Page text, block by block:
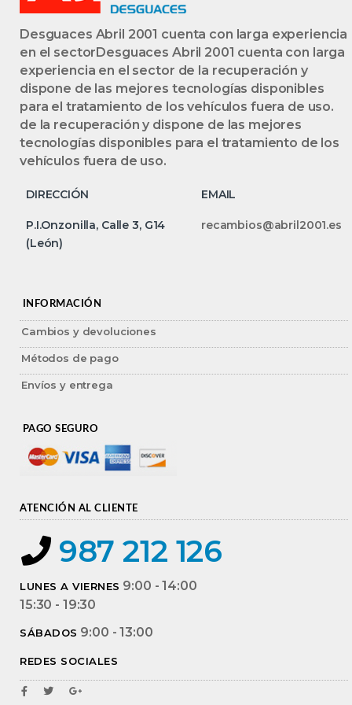
Desguaces Abril 2001 cuenta con larga experiencia
en el sectorDesguaces Abril 2001 cuenta con larga
experiencia en el sector de la recuperación y
dispone de las mejores tecnologías disponibles
para el tratamiento de los vehículos fuera de uso.
de la recuperación y dispone de las mejores
tecnologías disponibles para el tratamiento de los
vehículos fuera de uso.
DIRECCIÓN EMAIL
P.I.Onzonilla, Calle 3, G14
(León)
recambios@abril2001.es
INFORMACIÓN
Cambios y devoluciones
Métodos de pago
Envíos y entrega
PAGO SEGURO
ATENCIÓN AL CLIENTE
987 212 126
LUNES A VIERNES 9:00 - 14:00
15:30 - 19:30
SÁBADOS 9:00 - 13:00
REDES SOCIALES